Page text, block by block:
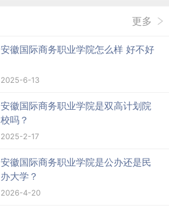
更多
安徽国际商务职业学院怎么样 好不好
2025-6-13
安徽国际商务职业学院是双高计划院
校吗？
2025-2-17
安徽国际商务职业学院是公办还是民
办大学？
2026-4-20